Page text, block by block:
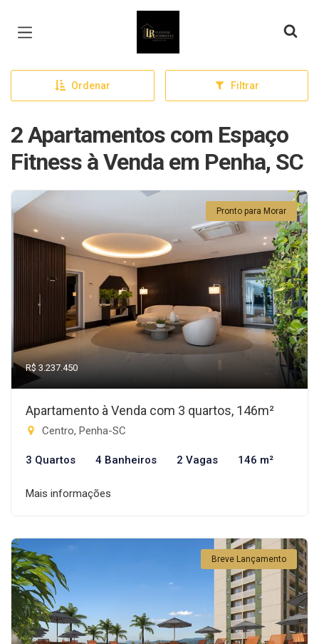
Página inicial
Ordenar Filtrar
2 Apartamentos com Espaço
Fitness à Venda em Penha, SC
Pronto para Morar
R$ 3.237.450
Apartamento à Venda com 3 quartos, 146m²
Centro, Penha-SC
3 Quartos 4 Banheiros 2 Vagas 146 m²
Mais informações
Breve Lançamento